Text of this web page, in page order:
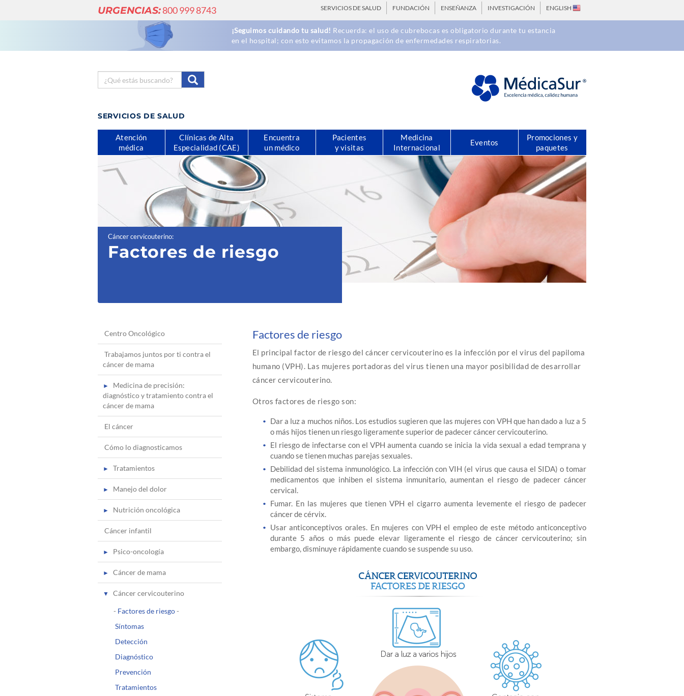
URGENCIAS:800 999 8743 SERVICIOS DE SALUD FUNDACIÓN ENSEÑANZA INVESTIGACIÓN ENGLISH
¡Seguimos cuidando tu salud! Recuerda: el uso de cubrebocas es obligatorio durante tu estancia
en el hospital; con esto evitamos la propagación de enfermedades respiratorias.
SERVICIOS DE SALUD
Atención
médica
Clínicas de Alta
Especialidad (CAE)
Encuentra
un médico
Pacientes
y visitas
Medicina
Internacional
Eventos
Promociones y
paquetes
Cáncer cervicouterino:
Factores de riesgo
Factores de riesgo
El principal factor de riesgo del cáncer cervicouterino es la infección por el virus del papiloma
humano (VPH). Las mujeres portadoras del virus tienen una mayor posibilidad de desarrollar
cáncer cervicouterino.
Otros factores de riesgo son:
Dar a luz a muchos niños. Los estudios sugieren que las mujeres con VPH que han dado a luz a 5
o más hijos tienen un riesgo ligeramente superior de padecer cáncer cervicouterino.
El riesgo de infectarse con el VPH aumenta cuando se inicia la vida sexual a edad temprana y
cuando se tienen muchas parejas sexuales.
Debilidad del sistema inmunológico. La infección con VIH (el virus que causa el SIDA) o tomar
medicamentos que inhiben el sistema inmunitario, aumentan el riesgo de padecer cáncer
cervical.
Fumar. En las mujeres que tienen VPH el cigarro aumenta levemente el riesgo de padecer
cáncer de cérvix.
Usar anticonceptivos orales. En mujeres con VPH el empleo de este método anticonceptivo
durante 5 años o más puede elevar ligeramente el riesgo de cáncer cervicouterino; sin
embargo, disminuye rápidamente cuando se suspende su uso.
Centro Oncológico
Trabajamos juntos por ti contra el
cáncer de mama
Medicina de precisión:
diagnóstico y tratamiento contra el
cáncer de mama
El cáncer
Cómo lo diagnosticamos
Tratamientos
Manejo del dolor
Nutrición oncológica
Cáncer infantil
Psico-oncología
Cáncer de mama
Cáncer cervicouterino
- Factores de riesgo-
Síntomas
Detección
Diagnóstico
Prevención
Tratamientos